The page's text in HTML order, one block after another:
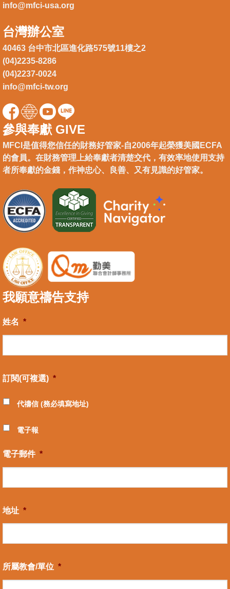
info@mfci-usa.org
台灣辦公室
40463 台中市北區進化路575號11樓之2
(04)2235-8286
(04)2237-0024
info@mfci-tw.org
參與奉獻 GIVE
MFCI是值得您信任的財務好管家-自2006年起榮獲美國ECFA
的會員。在財務管理上給奉獻者清楚交代，有效率地使用支持
者所奉獻的金錢，作神忠心、良善、又有見識的好管家。
我願意禱告支持
姓名 *
訂閱(可複選) *
代禱信 (務必填寫地址)
電子報
電子郵件 *
地址 *
所屬教會/單位 *